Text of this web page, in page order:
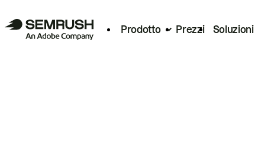
Prodotto Prezzi Soluzioni